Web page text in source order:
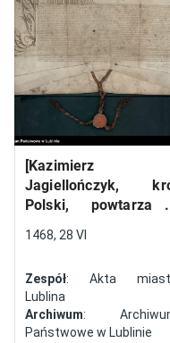
[Kazimierz
Jagiellończyk,
Polski,
wystawiony w Lublinie,
Jana ze
starostę
1468, 28 VI
Zespół: Akta
Lublina
Archiwum:
Państwowe w Lublinie